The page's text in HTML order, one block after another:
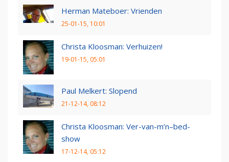
Herman Mateboer: Vrienden
25-01-15, 10:01
Christa Kloosman: Verhuizen!
19-01-15, 05:01
Paul Melkert: Slopend
21-12-14, 08:12
Christa Kloosman: Ver-van-m’n–bed-
show
17-12-14, 05:12